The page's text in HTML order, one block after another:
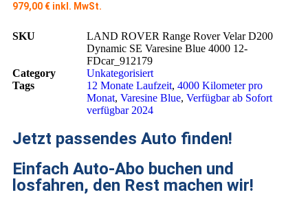
979,00 €
SKU
LAND ROVER Range Rover Velar D200
Dynamic SE Varesine Blue 4000 12-
FDcar_912179
Category
Unkategorisiert
Tags
12 Monate Laufzeit, 4000 Kilometer pro
Monat, Varesine Blue, Verfügbar ab Sofort
verfügbar 2024
Jetzt passendes Auto finden!
Einfach Auto-Abo buchen und
losfahren, den Rest machen wir!